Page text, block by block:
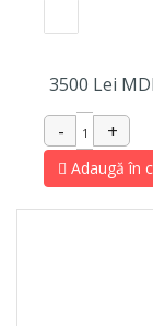
3500 Lei
Adaugă în